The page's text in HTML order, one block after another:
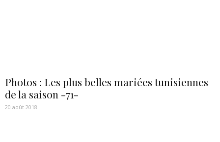
Photos : Les plus belles mariées tunisiennes
de la saison -71-
20 août 2018